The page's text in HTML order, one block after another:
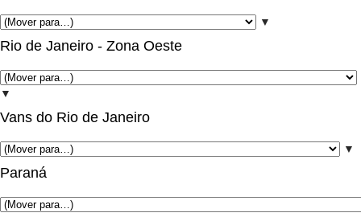
▼
Rio de Janeiro - Zona Oeste
▼
Vans do Rio de Janeiro
▼
Paraná